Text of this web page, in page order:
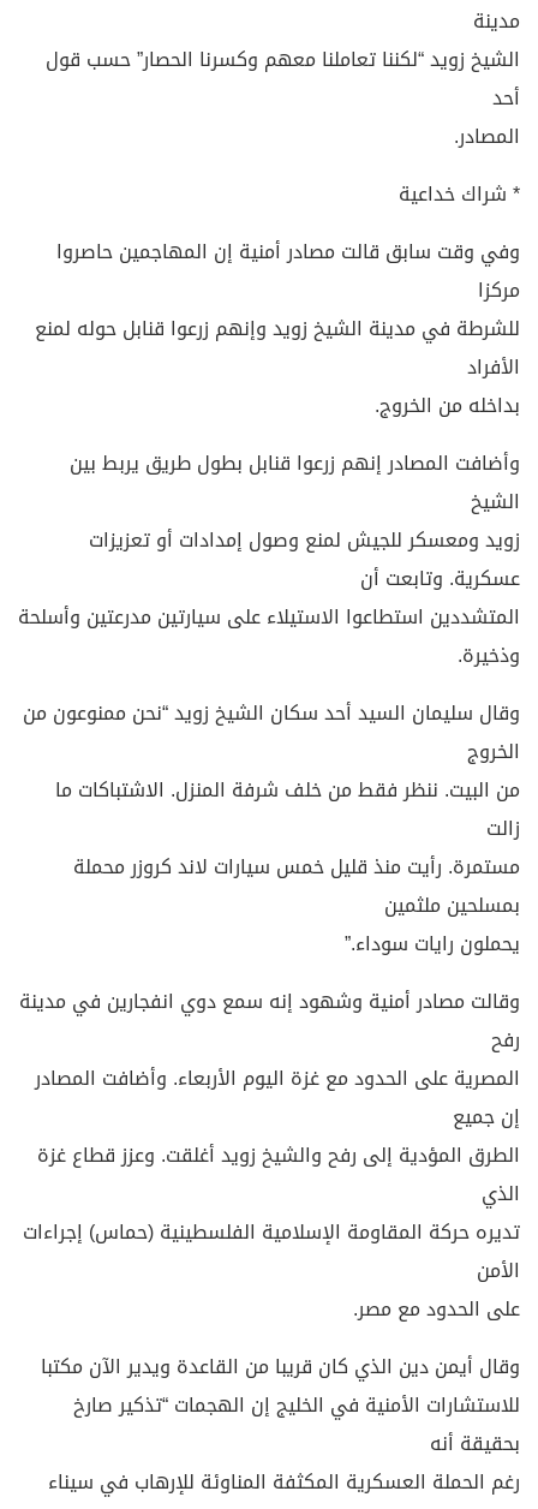
مدينة
الشيخ زويد “لكننا تعاملنا معهم وكسرنا الحصار” حسب قول
أحد
المصادر.
* شراك خداعية
وفي وقت سابق قالت مصادر أمنية إن المهاجمين حاصروا
مركزا
للشرطة في مدينة الشيخ زويد وإنهم زرعوا قنابل حوله لمنع
الأفراد
بداخله من الخروج.
وأضافت المصادر إنهم زرعوا قنابل بطول طريق يربط بين
الشيخ
زويد ومعسكر للجيش لمنع وصول إمدادات أو تعزيزات
عسكرية. وتابعت أن
المتشددين استطاعوا الاستيلاء على سيارتين مدرعتين وأسلحة
وذخيرة.
وقال سليمان السيد أحد سكان الشيخ زويد “نحن ممنوعون من
الخروج
من البيت. ننظر فقط من خلف شرفة المنزل. الاشتباكات ما
زالت
مستمرة. رأيت منذ قليل خمس سيارات لاند كروزر محملة
بمسلحين ملثمين
يحملون رايات سوداء.”
وقالت مصادر أمنية وشهود إنه سمع دوي انفجارين في مدينة
رفح
المصرية على الحدود مع غزة اليوم الأربعاء. وأضافت المصادر
إن جميع
الطرق المؤدية إلى رفح والشيخ زويد أغلقت. وعزز قطاع غزة
الذي
تديره حركة المقاومة الإسلامية الفلسطينية (حماس) إجراءات
الأمن
على الحدود مع مصر.
وقال أيمن دين الذي كان قريبا من القاعدة ويدير الآن مكتبا
للاستشارات الأمنية في الخليج إن الهجمات “تذكير صارخ
بحقيقة أنه
رغم الحملة العسكرية المكثفة المناوئة للإرهاب في سيناء